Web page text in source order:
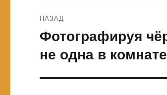
по
записям
НАЗАД
Предыдущая
Фотографируя
не одна в комнате